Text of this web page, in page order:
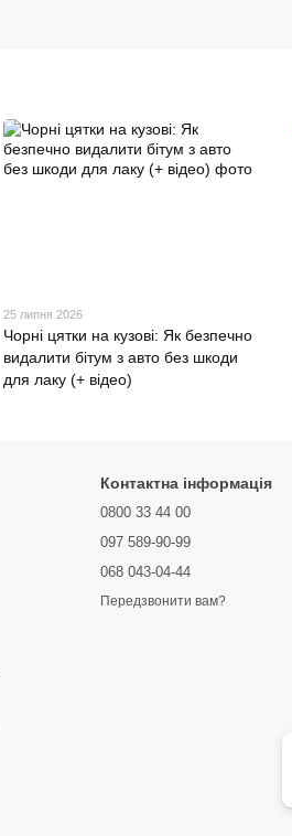
25 липня 2026
Чорні цятки на кузові: Як безпечно
видалити бітум з авто без шкоди
для лаку (+ відео)
Контактна інформація
0800 33 44 00
097 589-90-99
068 043-04-44
Передзвонити вам?